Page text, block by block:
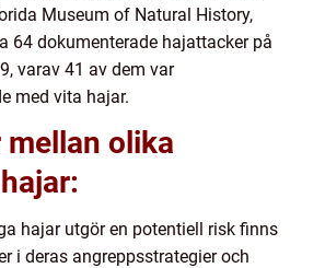
Museum of Natural History,
64 dokumenterade hajattacker på
varav 41 av dem var
med vita hajar.
olika
hajar utgör en potentiell risk finns
i deras angreppsstrategier och